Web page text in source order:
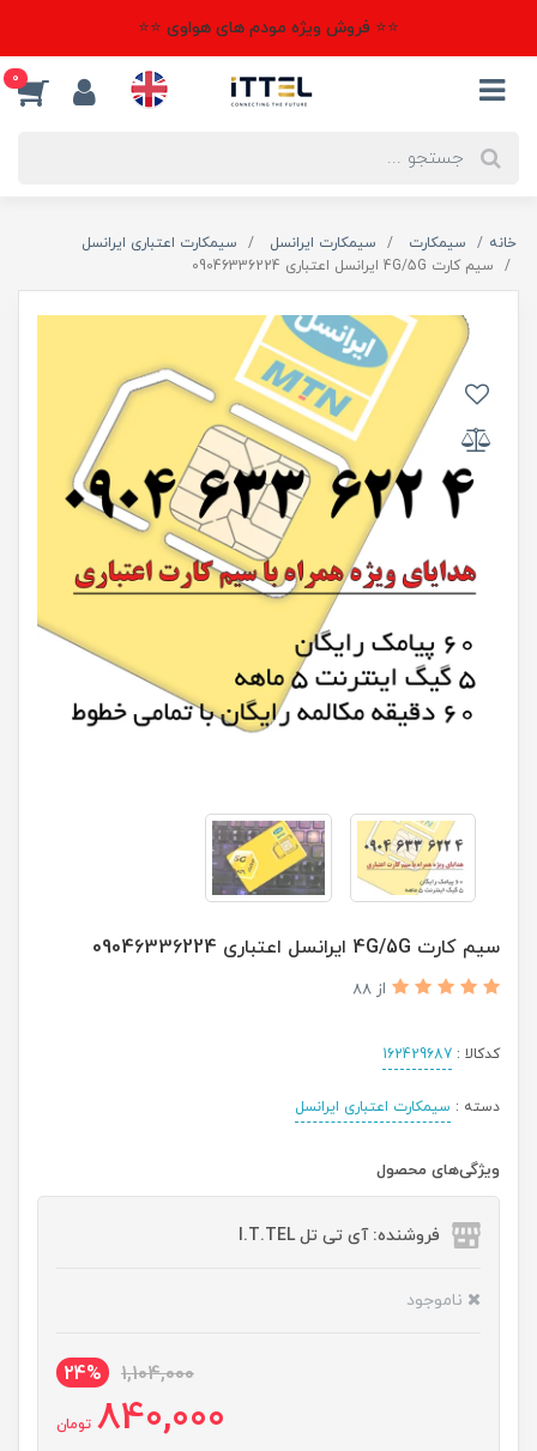
⭐⭐ فروش ویژه مودم های هواوی ⭐⭐
0
خانه سیمکارت سیمکارت ایرانسل
سیمکارت اعتباری ایرانسل
سیم کارت 4G/5G ایرانسل اعتباری 09046336224
سیم کارت 4G/5G ایرانسل اعتباری 09046336224
از 88
کدکالا : 162429687
دسته : سیمکارت اعتباری ایرانسل
ویژگی‌های محصول
فروشنده: آی تی تل I.T.TEL
ناموجود
1,104,000
24%
840,000 تومان